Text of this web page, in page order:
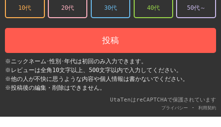
10代 20代 30代 40代 50代～
投稿
※ニックネーム･性別･年代は初回のみ入力できます。
※レビューは全角10文字以上、500文字以内で入力してください。
※他の人が不快に思うような内容や個人情報は書かないでください。
※投稿後の編集・削除はできません。
UtaTenはreCAPTCHAで保護されています
プライバシー - 利用契約